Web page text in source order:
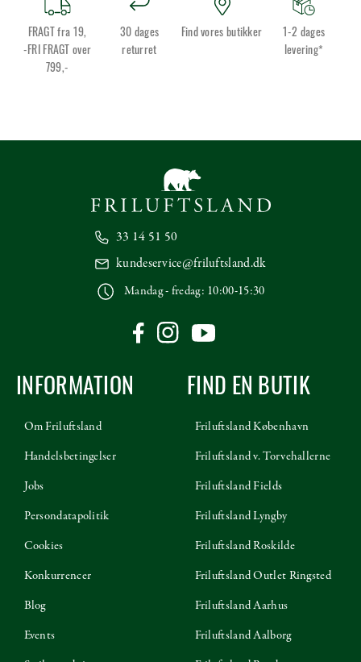
FRAGT fra 19,
-FRI FRAGT over
799,-
30 dages
returret
Find vores butikker
1-2 dages
levering*
33 14 51 50
kundeservice@friluftsland.dk
Mandag - fredag: 10:00-15:30
INFORMATION
Om Friluftsland
Handelsbetingelser
Jobs
Persondatapolitik
Cookies
Konkurrencer
Blog
Events
FIND EN BUTIK
Friluftsland København
Friluftsland v. Torvehallerne
Friluftsland Fields
Friluftsland Lyngby
Friluftsland Roskilde
Friluftsland Outlet Ringsted
Friluftsland Aarhus
Friluftsland Aalborg